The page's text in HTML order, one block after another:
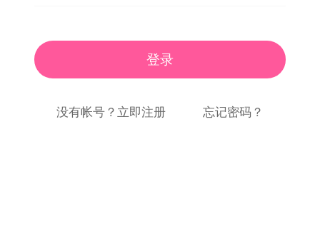
登录
没有帐号？立即注册 忘记密码？